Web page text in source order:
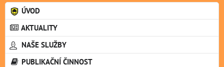
ÚVOD
AKTUALITY
NAŠE SLUŽBY
PUBLIKAČNÍ ČINNOST